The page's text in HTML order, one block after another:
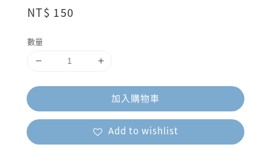
Regular
NT$ 150
數量
加入購物車
Add to wishlist